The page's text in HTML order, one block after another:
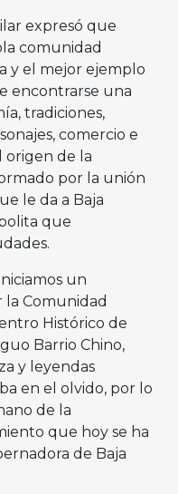
expresó que
comunidad
y el mejor ejemplo
encontrarse una
tradiciones,
comercio e
origen de la
por la unión
le da a Baja
que
un
Comunidad
Histórico de
Barrio Chino,
y leyendas
en el olvido, por lo
de la
que hoy se ha
de Baja